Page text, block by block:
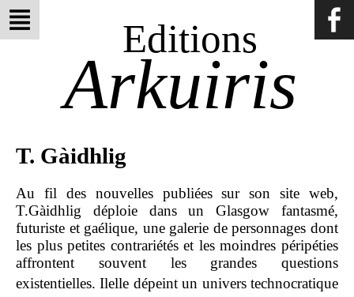
Editions
Arkuiris
T. Gàidhlig
Au fil des nouvelles publiées sur son site web,
T.Gàidhlig déploie dans un Glasgow fantasmé,
futuriste et gaélique, une galerie de personnages dont
les plus petites contrariétés et les moindres péripéties
affrontent souvent les grandes questions
existentielles. Ilelle dépeint un univers technocratique